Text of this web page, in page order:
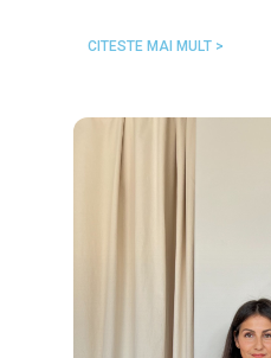
CITESTE MAI MULT >